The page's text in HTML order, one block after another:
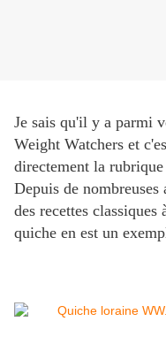
Je sais qu'il y a parmi
Weight Watchers et
directement la
Depuis de nombreuses
des recettes
quiche en est un